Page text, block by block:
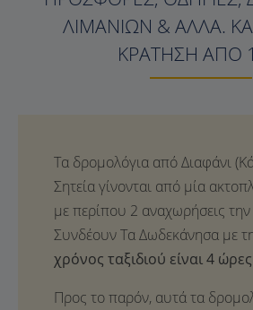
ΛΙΜΑΝΙΏΝ & ΆΛΛΑ.
ΚΡΆΤΗΣΗ ΑΠΌ
χρόνος ταξιδιού είναι 4
Προς το παρόν, αυτά τα